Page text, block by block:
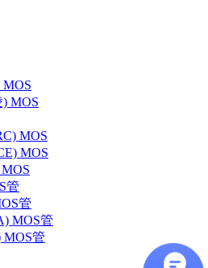
MOS
MOS
MOS
管
管
MOS管
MOS管